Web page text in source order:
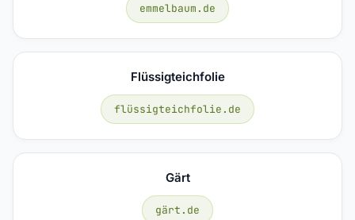
emmelbaum.de
Flüssigteichfolie
flüssigteichfolie.de
Gärt
gärt.de